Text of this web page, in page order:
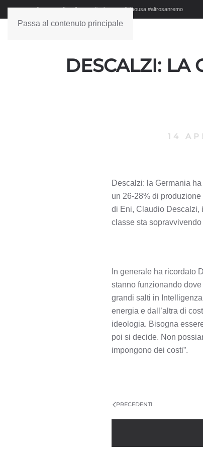
Passa al contenuto principale
#sanremo #studionews #askanews #ciaousa #altrosanremo
DESCALZI: LA
14
Descalzi: la Germania
un 26-28% di
di Eni, Claudio Descalzi,
classe sta
In generale ha ricordato
stanno funzionando
grandi salti in
energia e dall’altra di
ideologia. Bisogna
poi si decide. Non
impongono dei costi”.
PRECEDENTI